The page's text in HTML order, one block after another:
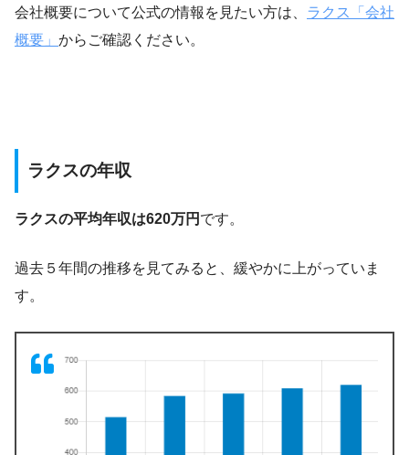
会社概要について公式の情報を見たい方は、 ラクス「会社
概要」 からご確認ください。
ラクスの年収
ラクスの平均年収は620万円 です。
過去５年間の推移を見てみると、緩やかに上がっていま
す。